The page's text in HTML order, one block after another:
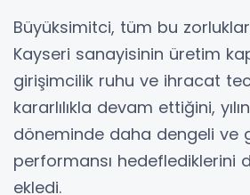
Büyüksimitci, tüm bu
Kayseri sanayisinin üretim
girişimcilik ruhu ve ihracat
kararlılıkla devam ettiğini,
döneminde daha dengeli ve
performansı hedeflediklerini
ekledi.